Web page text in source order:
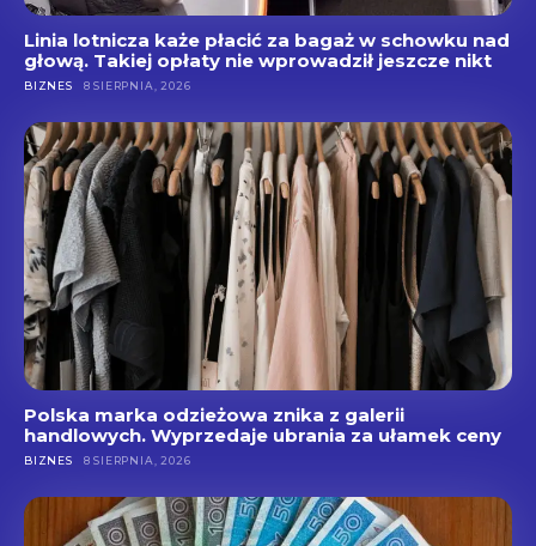
Linia lotnicza każe płacić za bagaż w schowku nad
głową. Takiej opłaty nie wprowadził jeszcze nikt
BIZNES 8 SIERPNIA, 2026
Polska marka odzieżowa znika z galerii
handlowych. Wyprzedaje ubrania za ułamek ceny
BIZNES 8 SIERPNIA, 2026